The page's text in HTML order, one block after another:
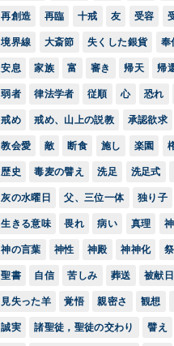
再創造 再臨 十戒 友 受容
境界線 大斎節 失くした銀貨 奉
安息 家族 富 審き 帰天 帰
弱者 律法学者 従順 心 恐れ
戒め 戒め、山上の説教 承認欲求
教会愛 敵 断食 施し 楽園
歴史 毒麦の譬え 洗足 洗足式
灰の水曜日 父、三位一体 独り子
生きる意味 畏れ 病い 真理
神の言葉 神性 神殿 神神化
聖書 自信 苦しみ 葬送 被献日
見失った羊 覚悟 親密さ 観想
誠実 諸聖徒，聖徒の交わり 譬え